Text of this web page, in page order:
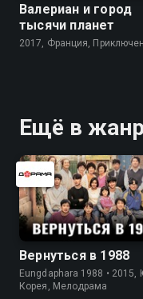
Валериан и город
тысячи планет
2017, Франция,
Ещё в
Вернуться в 1988
Eungdaphara 1988 • 2015,
Корея, Мелодрама